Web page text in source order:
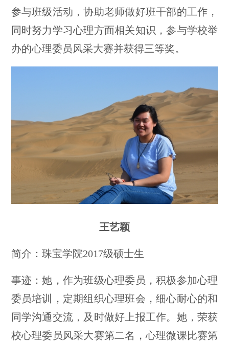
参与班级活动，协助老师做好班干部的工作，
同时努力学习心理方面相关知识，参与学校举
办的心理委员风采大赛并获得三等奖。
王艺颖
简介：珠宝学院2017级硕士生
事迹：她，作为班级心理委员，积极参加心理
委员培训，定期组织心理班会，细心耐心的和
同学沟通交流，及时做好上报工作。她，荣获
校心理委员风采大赛第二名，心理微课比赛第